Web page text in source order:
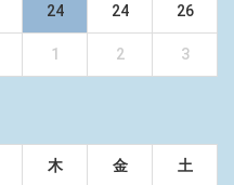
24 24 26
1 2 3
木 金 土